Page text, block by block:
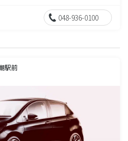
048-936-0100
駅前